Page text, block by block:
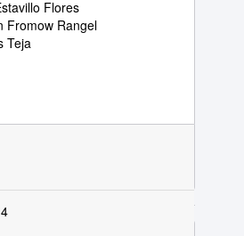
Flores
Fromow Rangel
Teja